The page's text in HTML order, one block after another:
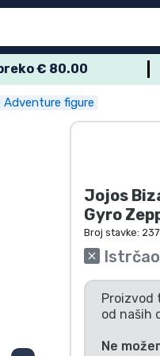
€ 80.00
figure
Jojos
Gyro
Broj stavke:
Proizvod
od naših
Ne